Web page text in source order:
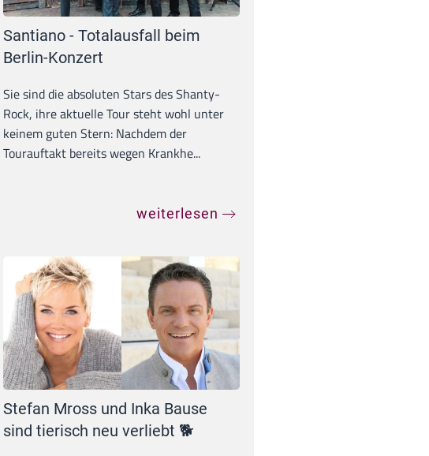
Santiano - Totalausfall beim
Berlin-Konzert
Sie sind die absoluten Stars des Shanty-
Rock, ihre aktuelle Tour steht wohl unter
keinem guten Stern: Nachdem der
Tourauftakt bereits wegen Krankhe...
weiterlesen
Stefan Mross und Inka Bause
sind tierisch neu verliebt 🐕